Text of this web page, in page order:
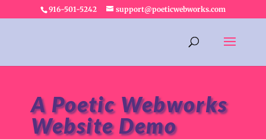
916-501-5242 support@poeticwebworks.com
A Poetic Webworks
Website Demo